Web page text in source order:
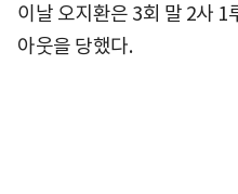
이날 오지환은 3회 말 2사 1
아웃을 당했다.